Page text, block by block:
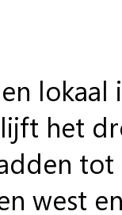
het
west